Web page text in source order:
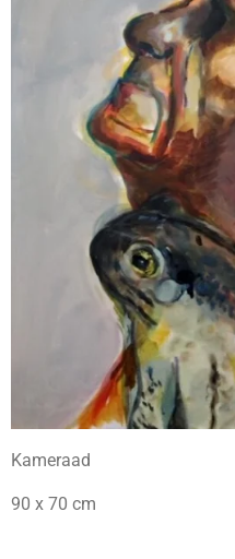
Kameraad
90 x 70 cm